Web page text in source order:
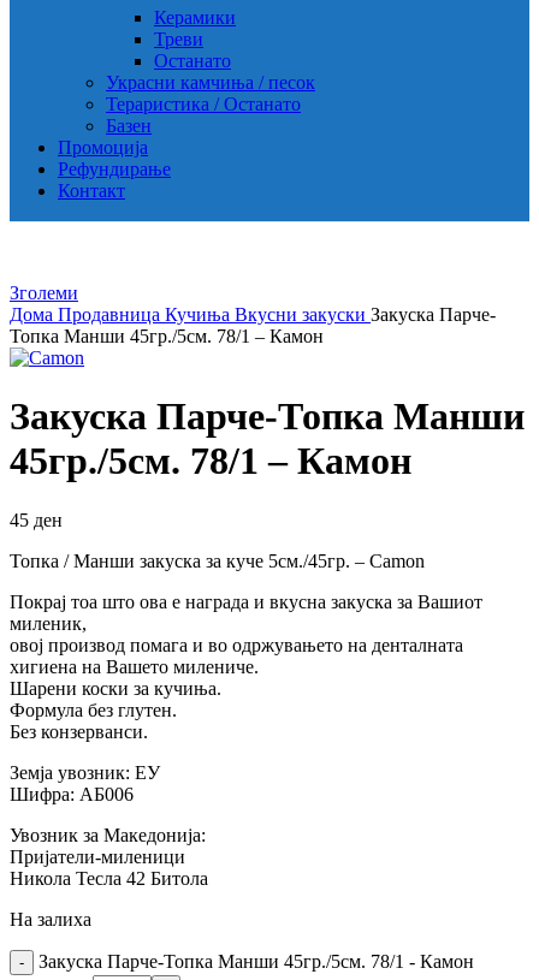
Керамики
Треви
Останато
Украсни камчиња / песок
Тераристика / Останато
Базен
Промоција
Рефундирање
Контакт
Зголеми
Дома Продавница Кучиња Вкусни закуски Закуска Парче-
Топка Манши 45гр./5см. 78/1 – Камон
Закуска Парче-Топка Манши
45гр./5см. 78/1 – Камон
45 ден
Топка / Манши закуска за куче 5см./45гр. – Camon
Покрај тоа што ова е награда и вкусна закуска за Вашиот
миленик,
овој производ помага и во одржувањето на денталната
хигиена на Вашето милениче.
Шарени коски за кучиња.
Формула без глутен.
Без конзерванси.
Земја увозник: ЕУ
Шифра: АБ006
Увозник за Македонија:
Пријатели-миленици
Никола Тесла 42 Битола
На залиха
Закуска Парче-Топка Манши 45гр./5см. 78/1 - Камон